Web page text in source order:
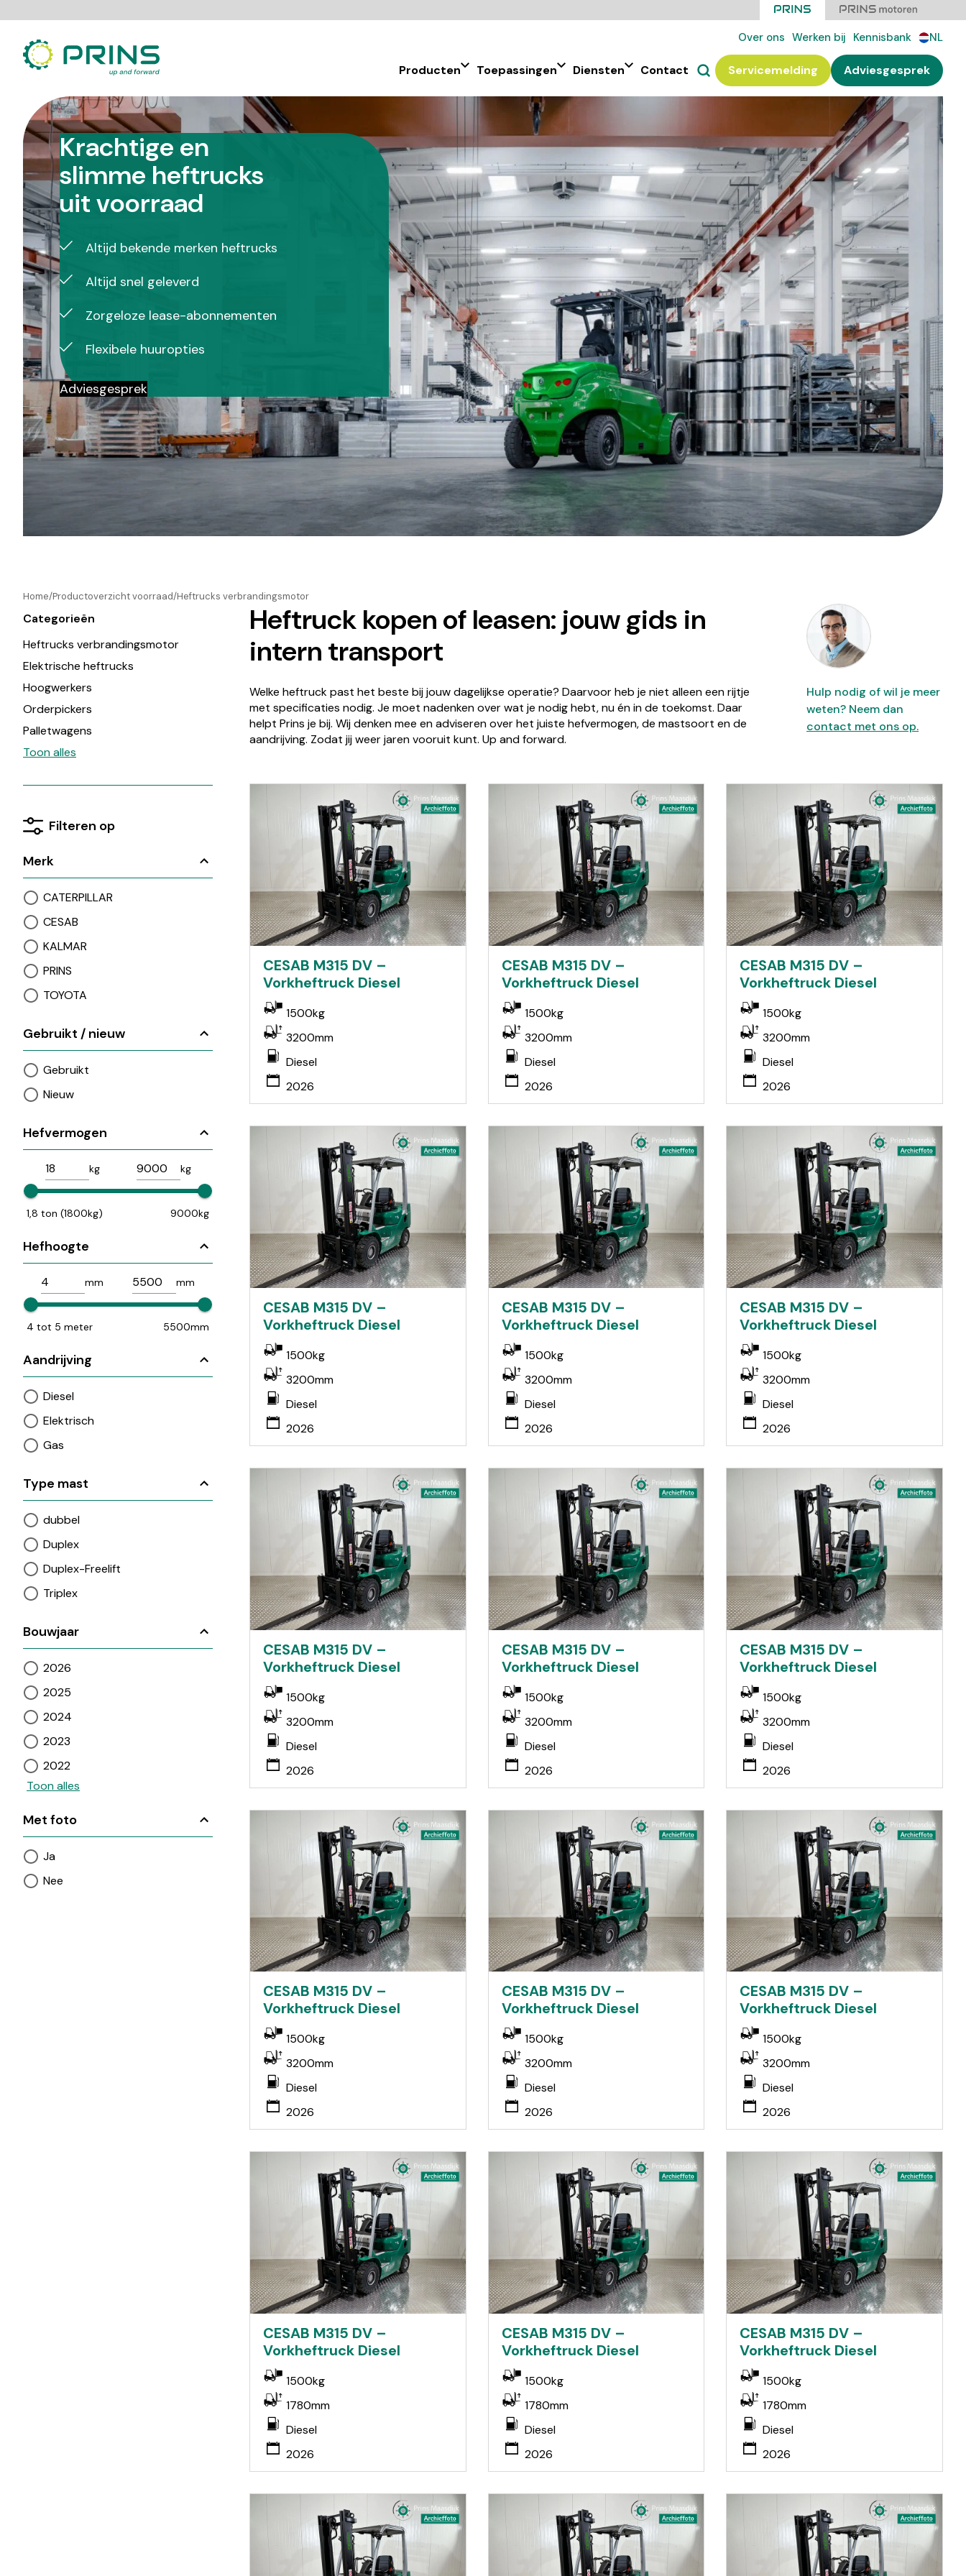
direct
inhoud
Over ons Werken bij Kennisbank NL
Producten Toepassingen Diensten Contact Servicemelding Adviesgesprek
Krachtige en
slimme heftrucks
uit voorraad
Altijd bekende merken heftrucks
Altijd snel geleverd
Zorgeloze lease-abonnementen
Flexibele huuropties
Adviesgesprek
Home Productoverzicht voorraad Heftrucks verbrandingsmotor
Categorieën
Heftrucks verbrandingsmotor
Elektrische heftrucks
Hoogwerkers
Orderpickers
Palletwagens
Elektrische palletwagens
Stapelaars
Trekkers
Veegmachines
Toon alles
Heftruck kopen of leasen: jouw gids in
intern transport
Welke heftruck past het beste bij jouw dagelijkse operatie? Daarvoor heb je niet alleen een rijtje
met specificaties nodig. Je moet nadenken over wat je nodig hebt, nu én in de toekomst. Daar
helpt Prins je bij. Wij denken mee en adviseren over het juiste hefvermogen, de mastsoort en de
aandrijving. Zodat jij weer jaren vooruit kunt. Up and forward.
Hulp nodig of wil je meer
weten? Neem dan
contact met ons op.
Filteren op
Merk
CATERPILLAR
CESAB
KALMAR
PRINS
TOYOTA
Gebruikt / nieuw
Gebruikt
Nieuw
Hefvermogen
kg kg
1,8 ton (1800kg) 9000kg
Hefhoogte
mm mm
4 tot 5 meter 5500mm
Aandrijving
Diesel
Elektrisch
Gas
Type mast
dubbel
Duplex
Duplex-Freelift
Triplex
Bouwjaar
2026
2025
2024
2023
2022
Toon alles
Met foto
Ja
Nee
CESAB M315 DV –
Vorkheftruck Diesel
1500kg
3200mm
Diesel
2026
CESAB M315 DV –
Vorkheftruck Diesel
1500kg
3200mm
Diesel
2026
CESAB M315 DV –
Vorkheftruck Diesel
1500kg
3200mm
Diesel
2026
CESAB M315 DV –
Vorkheftruck Diesel
1500kg
3200mm
Diesel
2026
CESAB M315 DV –
Vorkheftruck Diesel
1500kg
3200mm
Diesel
2026
CESAB M315 DV –
Vorkheftruck Diesel
1500kg
3200mm
Diesel
2026
CESAB M315 DV –
Vorkheftruck Diesel
1500kg
3200mm
Diesel
2026
CESAB M315 DV –
Vorkheftruck Diesel
1500kg
3200mm
Diesel
2026
CESAB M315 DV –
Vorkheftruck Diesel
1500kg
3200mm
Diesel
2026
CESAB M315 DV –
Vorkheftruck Diesel
1500kg
3200mm
Diesel
2026
CESAB M315 DV –
Vorkheftruck Diesel
1500kg
3200mm
Diesel
2026
CESAB M315 DV –
Vorkheftruck Diesel
1500kg
3200mm
Diesel
2026
CESAB M315 DV –
Vorkheftruck Diesel
1500kg
1780mm
Diesel
2026
CESAB M315 DV –
Vorkheftruck Diesel
1500kg
1780mm
Diesel
2026
CESAB M315 DV –
Vorkheftruck Diesel
1500kg
1780mm
Diesel
2026